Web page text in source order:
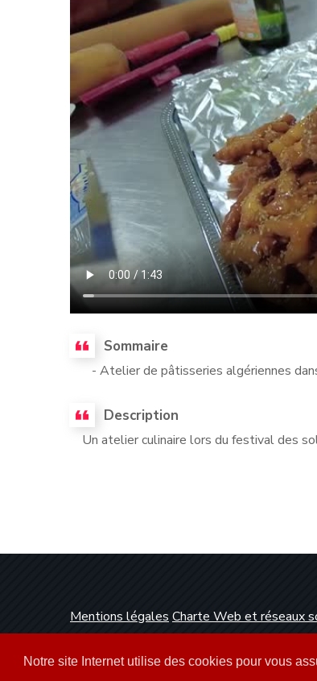
Notre site Internet utilise des cookies pour vous
Sommaire
- Atelier de pâtisseries algériennes
Description
Un atelier culinaire lors du festival des
Mentions légales Charte Web et réseaux